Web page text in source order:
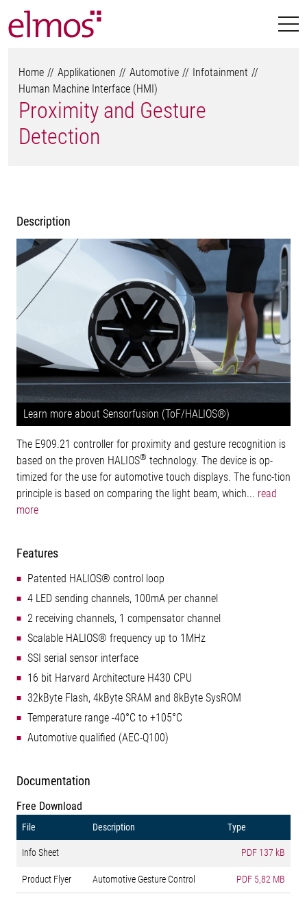
Home Applikationen Automotive
Infotainment
Human Machine Interface (HMI)
Proximity and Gesture
Detection
Description
Learn more about Sensorfusion (ToF/HALIOS®)
The E909.21 controller for proximity and gesture recognition is
based on the proven HALIOS® technology. The device is op-
timized for the use for automotive touch displays. The func-tion
principle is based on comparing the light beam, which... read
more
Features
Patented HALIOS® control loop
4 LED sending channels, 100mA per channel
2 receiving channels, 1 compensator channel
Scalable HALIOS® frequency up to 1MHz
SSI serial sensor interface
16 bit Harvard Architecture H430 CPU
32kByte Flash, 4kByte SRAM and 8kByte SysROM
Temperature range -40°C to +105°C
Automotive qualified (AEC-Q100)
Documentation
Free Download
File Description Type
Info Sheet PDF 137 kB
Product Flyer Automotive Gesture Control PDF 5,82 MB